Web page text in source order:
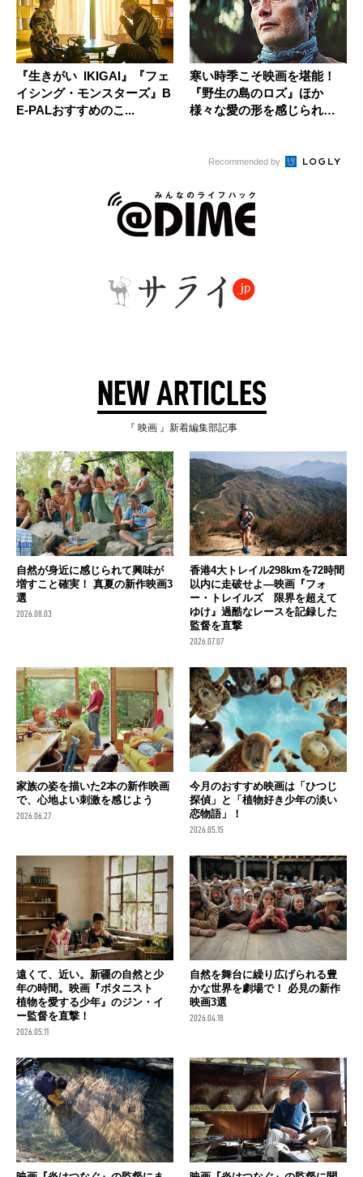
『生きがい IKIGAI』『フェ
イシング・モンスターズ』B
E-PALおすすめのこ...
寒い時季こそ映画を堪能！
『野生の島のロズ』ほか
様々な愛の形を感じられる
Recommended by
NEW ARTICLES
『 映画 』新着編集部記事
自然が身近に感じられて興味が
増すこと確実！ 真夏の新作映画3
選
2026.08.03
香港4大トレイル298kmを72時間
以内に走破せよ―映画『フォ
ー・トレイルズ 限界を超えて
ゆけ』過酷なレースを記録した
監督を直撃
2026.07.07
家族の姿を描いた2本の新作映画
で、心地よい刺激を感じよう
2026.06.27
今月のおすすめ映画は「ひつじ
探偵」と「植物好き少年の淡い
恋物語」！
2026.05.15
遠くて、近い。新疆の自然と少
年の時間。映画『ボタニスト
植物を愛する少年』のジン・イ
ー監督を直撃！
2026.05.11
自然を舞台に繰り広げられる豊
かな世界を劇場で！ 必見の新作
映画3選
2026.04.18